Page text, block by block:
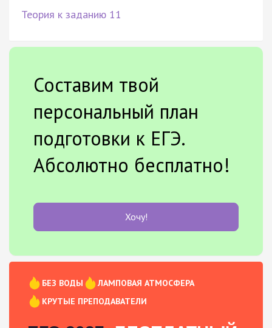
Теория к заданию 11
Составим твой
персональный план
подготовки к ЕГЭ.
Абсолютно бесплатно!
Хочу!
БЕЗ ВОДЫ
ЛАМПОВАЯ АТМОСФЕРА
КРУТЫЕ ПРЕПОДАВАТЕЛИ